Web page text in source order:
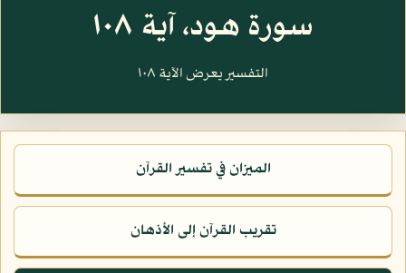
سورة هود، آية ١٠٨
التفسير يعرض الآية ١٠٨
الميزان في تفسير القرآن
تقريب القرآن إلى الأذهان